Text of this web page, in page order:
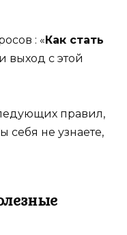
: «Как стать
выход с этой
правил,
себя не узнаете,